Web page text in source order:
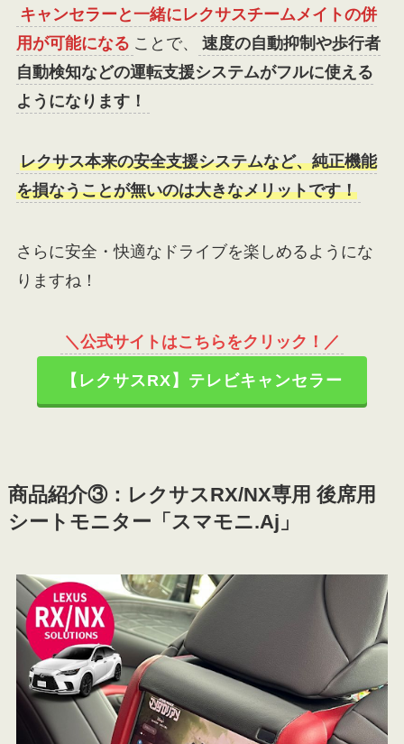
キャンセラーと一緒にレクサスチームメイトの併
用が可能になる ことで、
速度の自動抑制や歩行者
自動検知などの運転支援システムがフルに使える
ようになります！
レクサス本来の安全支援システムなど、純正機能
を損なうことが無いのは大きなメリットです！
さらに安全・快適なドライブを楽しめるようにな
りますね！
＼公式サイトはこちらをクリック！／
【レクサスRX】テレビキャンセラー
商品紹介③：レクサスRX/NX専用 後席用
シートモニター「スマモニ.Aj」